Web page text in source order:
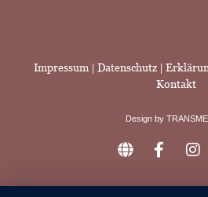
Impressum| Datenschutz |
Kontakt
Design by